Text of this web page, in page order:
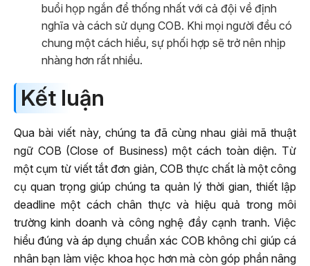
buổi họp ngắn để thống nhất với cả đội về định
nghĩa và cách sử dụng COB. Khi mọi người đều có
chung một cách hiểu, sự phối hợp sẽ trở nên nhịp
nhàng hơn rất nhiều.
Kết luận
Qua bài viết này, chúng ta đã cùng nhau giải mã thuật
ngữ COB (Close of Business) một cách toàn diện. Từ
một cụm từ viết tắt đơn giản, COB thực chất là một công
cụ quan trọng giúp chúng ta quản lý thời gian, thiết lập
deadline một cách chân thực và hiệu quả trong môi
trường kinh doanh và công nghệ đầy cạnh tranh. Việc
hiểu đúng và áp dụng chuẩn xác COB không chỉ giúp cá
nhân bạn làm việc khoa học hơn mà còn góp phần nâng